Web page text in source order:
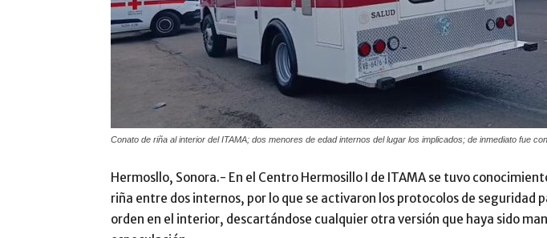
Conato de riña al interior del ITAMA; dos menores de edad internos del lugar los implicados; de inmediato fue
Hermosllo, Sonora.- En el Centro Hermosillo I de ITAMA se tuvo
riña entre dos internos, por lo que se activaron los protocolos de seguridad
orden en el interior, descartándose cualquier otra versión que haya sido